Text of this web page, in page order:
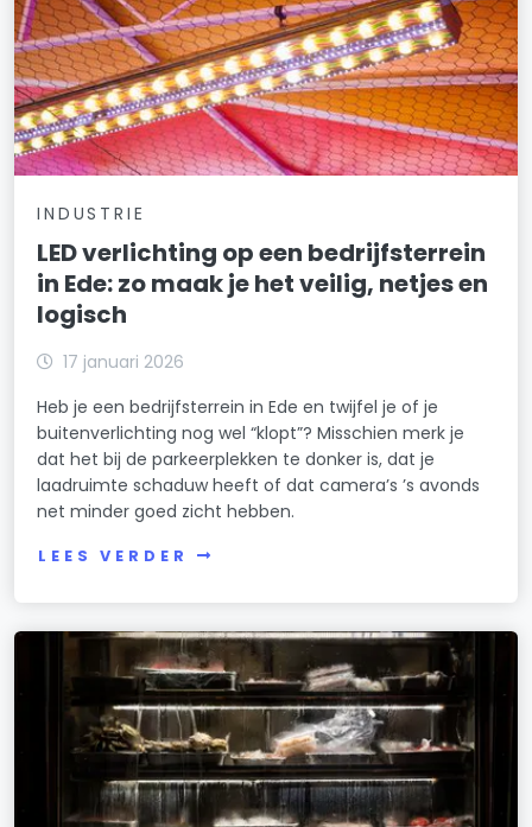
INDUSTRIE
LED verlichting op een bedrijfsterrein
in Ede: zo maak je het veilig, netjes en
logisch
17 januari 2026
Heb je een bedrijfsterrein in Ede en twijfel je of je
buitenverlichting nog wel “klopt”? Misschien merk je
dat het bij de parkeerplekken te donker is, dat je
laadruimte schaduw heeft of dat camera’s ’s avonds
net minder goed zicht hebben.
LEES VERDER